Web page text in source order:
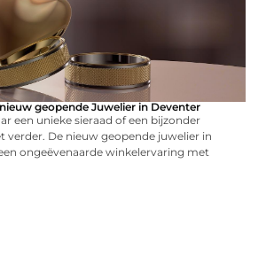
geopende Juwelier in Deventer
een unieke sieraad of een bijzonder
verder. De nieuw geopende juwelier in
ongeëvenaarde winkelervaring met